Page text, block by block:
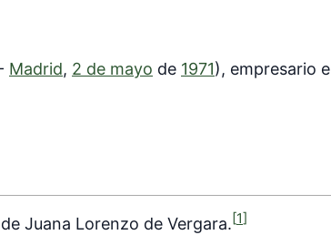
Madrid, 2 de mayo de 1971), empresario e
Juana Lorenzo de Vergara. [1]